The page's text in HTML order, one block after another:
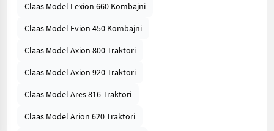
Claas Model Lexion 660 Kombajni
Claas Model Evion 450 Kombajni
Claas Model Axion 800 Traktori
Claas Model Axion 920 Traktori
Claas Model Ares 816 Traktori
Claas Model Arion 620 Traktori